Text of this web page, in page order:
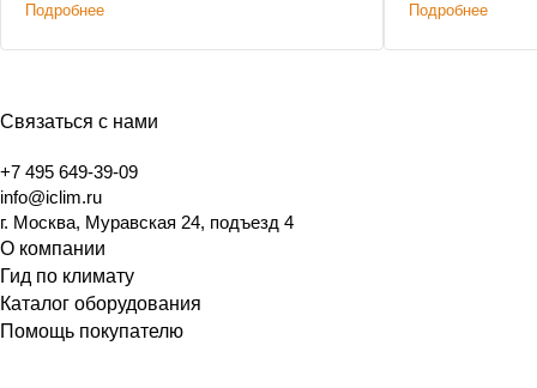
Подробнее Подробнее
Связаться с нами
+7 495 649-39-09
info@iclim.ru
г. Москва, Муравская 24, подъезд 4
О компании
Гид по климату
Каталог оборудования
Помощь покупателю